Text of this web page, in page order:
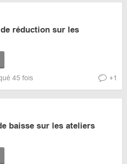
de réduction sur les
45 fois +1
baisse sur les ateliers